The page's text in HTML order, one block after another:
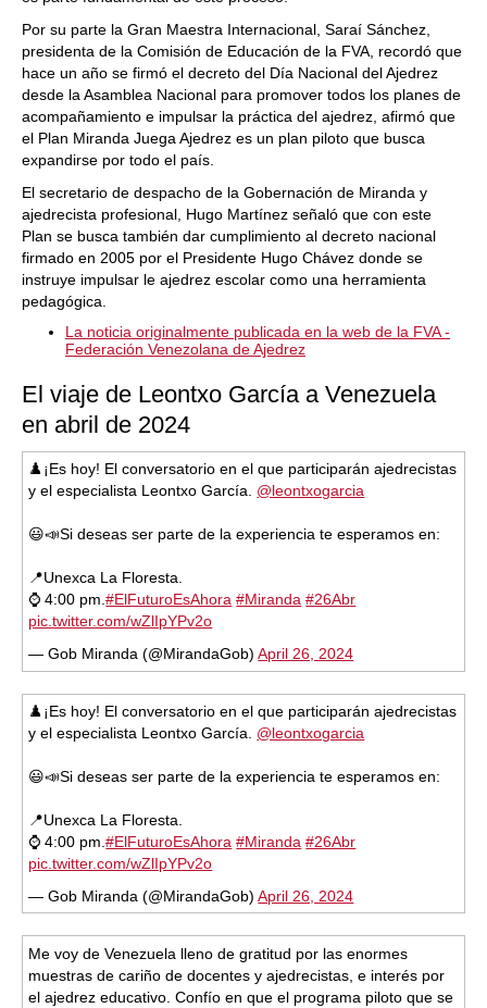
Por su parte la Gran Maestra Internacional, Saraí Sánchez,
presidenta de la Comisión de Educación de la FVA, recordó que
hace un año se firmó el decreto del Día Nacional del Ajedrez
desde la Asamblea Nacional para promover todos los planes de
acompañamiento e impulsar la práctica del ajedrez, afirmó que
el Plan Miranda Juega Ajedrez es un plan piloto que busca
expandirse por todo el país.
El secretario de despacho de la Gobernación de Miranda y
ajedrecista profesional, Hugo Martínez señaló que con este
Plan se busca también dar cumplimiento al decreto nacional
firmado en 2005 por el Presidente Hugo Chávez donde se
instruye impulsar le ajedrez escolar como una herramienta
pedagógica.
La noticia originalmente publicada en la web de la FVA -
Federación Venezolana de Ajedrez
El viaje de Leontxo García a Venezuela
en abril de 2024
♟️¡Es hoy! El conversatorio en el que participarán ajedrecistas
y el especialista Leontxo García. @leontxogarcia
😃📣Si deseas ser parte de la experiencia te esperamos en:
📍Unexca La Floresta.
⌚️ 4:00 pm.#ElFuturoEsAhora #Miranda #26Abr
pic.twitter.com/wZlIpYPv2o
— Gob Miranda (@MirandaGob)April 26, 2024
♟️¡Es hoy! El conversatorio en el que participarán ajedrecistas
y el especialista Leontxo García. @leontxogarcia
😃📣Si deseas ser parte de la experiencia te esperamos en:
📍Unexca La Floresta.
⌚️ 4:00 pm.#ElFuturoEsAhora #Miranda #26Abr
pic.twitter.com/wZlIpYPv2o
— Gob Miranda (@MirandaGob)April 26, 2024
Me voy de Venezuela lleno de gratitud por las enormes
muestras de cariño de docentes y ajedrecistas, e interés por
el ajedrez educativo. Confío en que el programa piloto que se